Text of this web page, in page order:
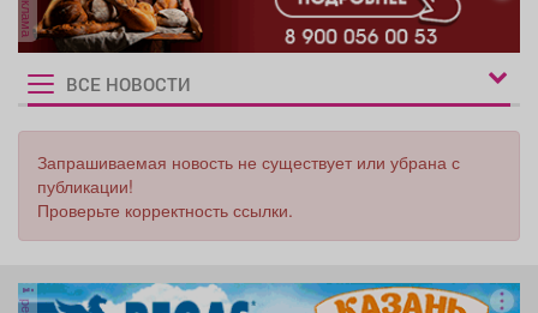
Объявления Недвижимость Услуги
Работа
Рукбрики
новостей
ВСЕ НОВОСТИ
Запрашиваемая новость не существует или убрана с
публикации!
Проверьте корректность ссылки.